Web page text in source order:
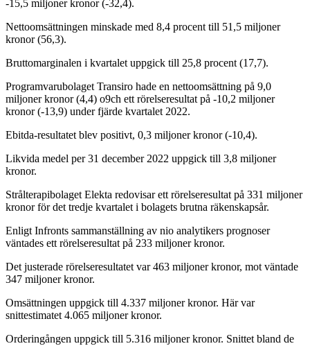
-15,5 miljoner kronor (-32,4).
Nettoomsättningen minskade med 8,4 procent till 51,5 miljoner
kronor (56,3).
Bruttomarginalen i kvartalet uppgick till 25,8 procent (17,7).
Programvarubolaget Transiro hade en nettoomsättning på 9,0
miljoner kronor (4,4) o9ch ett rörelseresultat på -10,2 miljoner
kronor (-13,9) under fjärde kvartalet 2022.
Ebitda-resultatet blev positivt, 0,3 miljoner kronor (-10,4).
Likvida medel per 31 december 2022 uppgick till 3,8 miljoner
kronor.
Strålterapibolaget Elekta redovisar ett rörelseresultat på 331 miljoner
kronor för det tredje kvartalet i bolagets brutna räkenskapsår.
Enligt Infronts sammanställning av nio analytikers prognoser
väntades ett rörelseresultat på 233 miljoner kronor.
Det justerade rörelseresultatet var 463 miljoner kronor, mot väntade
347 miljoner kronor.
Omsättningen uppgick till 4.337 miljoner kronor. Här var
snittestimatet 4.065 miljoner kronor.
Orderingången uppgick till 5.316 miljoner kronor. Snittet bland de